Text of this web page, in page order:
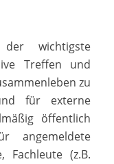
wichtigste
Treffen und
zu
für externe
öffentlich
angemeldete
Fachleute (z.B.